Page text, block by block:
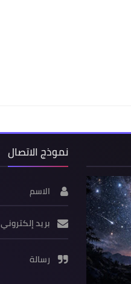
نموذج الاتصال
الاسم
بريد إلكتروني
رسالة